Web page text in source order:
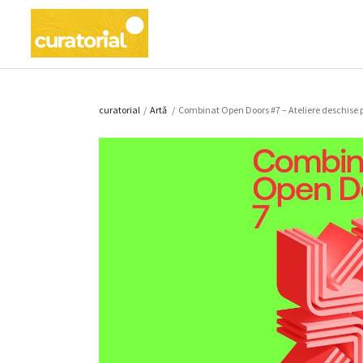
curatorial / Artǎ / Combinat Open Doors #7 – Ateliere